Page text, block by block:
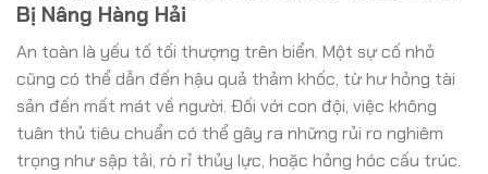
Bị Nâng Hàng Hải
An toàn là yếu tố tối thượng trên biển. Một sự cố nhỏ
cũng có thể dẫn đến hậu quả thảm khốc, từ hư hỏng tài
sản đến mất mát về người. Đối với con đội, việc không
tuân thủ tiêu chuẩn có thể gây ra những rủi ro nghiêm
trọng như sập tải, rò rỉ thủy lực, hoặc hỏng hóc cấu trúc.